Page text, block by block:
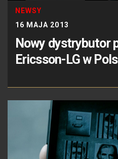
NEWSY
16 MAJA 2013
Nowy dystrybutor
Ericsson-LG w